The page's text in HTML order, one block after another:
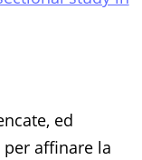
ed
affinare la